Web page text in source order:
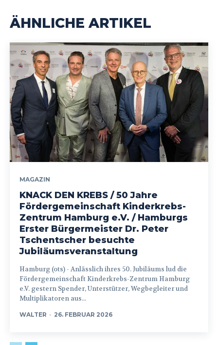
ÄHNLICHE ARTIKEL
MAGAZIN
KNACK DEN KREBS / 50 Jahre
Fördergemeinschaft Kinderkrebs-
Zentrum Hamburg e.V. / Hamburgs
Erster Bürgermeister Dr. Peter
Tschentscher besuchte
Jubiläumsveranstaltung
Hamburg (ots) - Anlässlich ihres 50. Jubiläums lud die
Fördergemeinschaft Kinderkrebs-Zentrum Hamburg
e.V. gestern Spender, Unterstützer, Wegbegleiter und
Multiplikatoren aus...
WALTER - 26. FEBRUAR 2026